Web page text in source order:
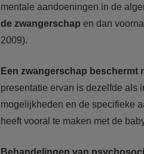
mentale aandoeningen in de
de zwangerschap en dan
2009).
Een zwangerschap beschermt
presentatie ervan is dezelfde als
mogelijkheden en de specifieke
heeft vooral te maken met de
Behandelingen van